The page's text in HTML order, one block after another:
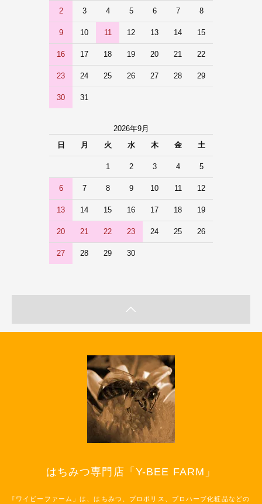
2 3 4 5 6 7 8
9 10 11 12 13 14 15
16 17 18 19 20 21 22
23 24 25 26 27 28 29
30 31
2026年9月
日
月 火 水 木 金 土
1 2 3 4 5
6 7 8 9 10 11 12
13 14 15 16 17 18 19
20 21 22 23 24 25 26
27 28 29 30
はちみつ専門店「Y-BEE FARM」
｢ワイビーファーム」は、はちみつ、プロポリス、プロハーブ化粧品などの